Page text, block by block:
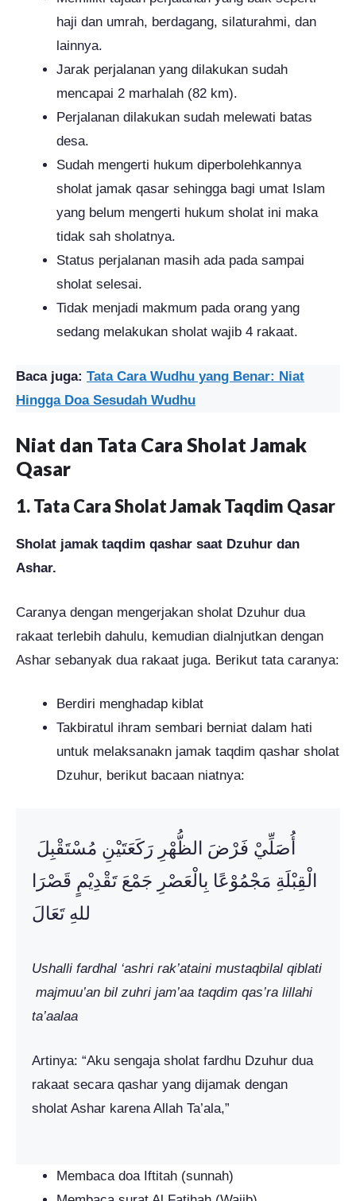
haji dan umrah, berdagang, silaturahmi, dan
lainnya.
Jarak perjalanan yang dilakukan sudah
mencapai 2 marhalah (82 km).
Perjalanan dilakukan sudah melewati batas
desa.
Sudah mengerti hukum diperbolehkannya
sholat jamak qasar sehingga bagi umat Islam
yang belum mengerti hukum sholat ini maka
tidak sah sholatnya.
Status perjalanan masih ada pada sampai
sholat selesai.
Tidak menjadi makmum pada orang yang
sedang melakukan sholat wajib 4 rakaat.
Baca juga: Tata Cara Wudhu yang Benar: Niat
Hingga Doa Sesudah Wudhu
Niat dan Tata Cara Sholat Jamak
Qasar
1. Tata Cara Sholat Jamak Taqdim Qasar
Sholat jamak taqdim qashar saat Dzuhur dan
Ashar.
Caranya dengan mengerjakan sholat Dzuhur dua
rakaat terlebih dahulu, kemudian dialnjutkan dengan
Ashar sebanyak dua rakaat juga. Berikut tata caranya:
Berdiri menghadap kiblat
Takbiratul ihram sembari berniat dalam hati
untuk melaksanakn jamak taqdim qashar sholat
Dzuhur, berikut bacaan niatnya:
أُصَلِّيْ فَرْضَ الظُّهْرِ رَكَعَتَيْنِ مُسْتَقْبِلَ
الْقِبْلَةِ مَجْمُوْعًا بِالْعَصْرِ جَمْعَ تَقْدِيْمٍ قَصْرَا
للهِ تَعَالَ
Ushalli fardhal ‘ashri rak’ataini mustaqbilal qiblati
majmuu’an bil zuhri jam’aa taqdim qas’ra lillahi
ta’aalaa
Artinya: “Aku sengaja sholat fardhu Dzuhur dua
rakaat secara qashar yang dijamak dengan
sholat Ashar karena Allah Ta’ala,”
Membaca doa Iftitah (sunnah)